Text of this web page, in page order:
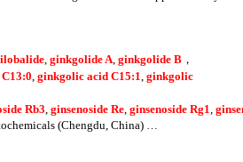
, ginkgolide A, ginkgolide B ，
, ginkgolic acid C15:1, ginkgolic
Rb3, ginsenoside Re, ginsenoside Rg1,
(Chengdu, China) …